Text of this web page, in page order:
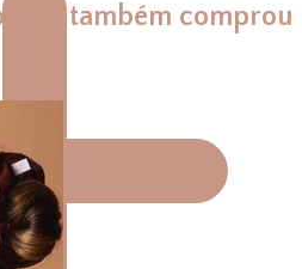
também comprou